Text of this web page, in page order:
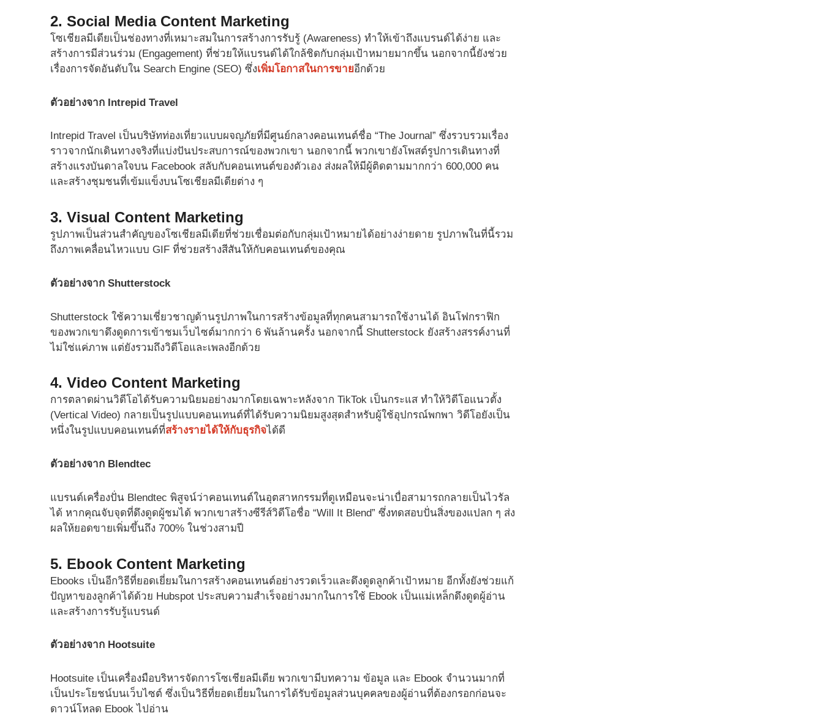
2. Social Media Content Marketing
โซเชียลมีเดียเป็นช่องทางที่เหมาะสมในการสร้างการรับรู้ (Awareness) ทำให้เข้าถึงแบรนด์ได้ง่าย และ
สร้างการมีส่วนร่วม (Engagement) ที่ช่วยให้แบรนด์ได้ใกล้ชิดกับกลุ่มเป้าหมายมากขึ้น นอกจากนี้ยังช่วย
เรื่องการจัดอันดับใน Search Engine (SEO) ซึ่งเพิ่มโอกาสในการขายอีกด้วย
ตัวอย่างจาก Intrepid Travel
Intrepid Travel เป็นบริษัทท่องเที่ยวแบบผจญภัยที่มีศูนย์กลางคอนเทนต์ชื่อ “The Journal” ซึ่งรวบรวมเรื่อง
ราวจากนักเดินทางจริงที่แบ่งปันประสบการณ์ของพวกเขา นอกจากนี้ พวกเขายังโพสต์รูปการเดินทางที่
สร้างแรงบันดาลใจบน Facebook สลับกับคอนเทนต์ของตัวเอง ส่งผลให้มีผู้ติดตามมากกว่า 600,000 คน
และสร้างชุมชนที่เข้มแข็งบนโซเชียลมีเดียต่าง ๆ
3. Visual Content Marketing
รูปภาพเป็นส่วนสำคัญของโซเชียลมีเดียที่ช่วยเชื่อมต่อกับกลุ่มเป้าหมายได้อย่างง่ายดาย รูปภาพในที่นี้รวม
ถึงภาพเคลื่อนไหวแบบ GIF ที่ช่วยสร้างสีสันให้กับคอนเทนต์ของคุณ
ตัวอย่างจาก Shutterstock
Shutterstock ใช้ความเชี่ยวชาญด้านรูปภาพในการสร้างข้อมูลที่ทุกคนสามารถใช้งานได้ อินโฟกราฟิก
ของพวกเขาดึงดูดการเข้าชมเว็บไซต์มากกว่า 6 พันล้านครั้ง นอกจากนี้ Shutterstock ยังสร้างสรรค์งานที่
ไม่ใช่แค่ภาพ แต่ยังรวมถึงวิดีโอและเพลงอีกด้วย
4. Video Content Marketing
การตลาดผ่านวิดีโอได้รับความนิยมอย่างมากโดยเฉพาะหลังจาก TikTok เป็นกระแส ทำให้วิดีโอแนวตั้ง
(Vertical Video) กลายเป็นรูปแบบคอนเทนต์ที่ได้รับความนิยมสูงสุดสำหรับผู้ใช้อุปกรณ์พกพา วิดีโอยังเป็น
หนึ่งในรูปแบบคอนเทนต์ที่สร้างรายได้ให้กับธุรกิจได้ดี
ตัวอย่างจาก Blendtec
แบรนด์เครื่องปั่น Blendtec พิสูจน์ว่าคอนเทนต์ในอุตสาหกรรมที่ดูเหมือนจะน่าเบื่อสามารถกลายเป็นไวรัล
ได้ หากคุณจับจุดที่ดึงดูดผู้ชมได้ พวกเขาสร้างซีรีส์วิดีโอชื่อ “Will It Blend” ซึ่งทดสอบปั่นสิ่งของแปลก ๆ ส่ง
ผลให้ยอดขายเพิ่มขึ้นถึง 700% ในช่วงสามปี
5. Ebook Content Marketing
Ebooks เป็นอีกวิธีที่ยอดเยี่ยมในการสร้างคอนเทนต์อย่างรวดเร็วและดึงดูดลูกค้าเป้าหมาย อีกทั้งยังช่วยแก้
ปัญหาของลูกค้าได้ด้วย Hubspot ประสบความสำเร็จอย่างมากในการใช้ Ebook เป็นแม่เหล็กดึงดูดผู้อ่าน
และสร้างการรับรู้แบรนด์
ตัวอย่างจาก Hootsuite
Hootsuite เป็นเครื่องมือบริหารจัดการโซเชียลมีเดีย พวกเขามีบทความ ข้อมูล และ Ebook จำนวนมากที่
เป็นประโยชน์บนเว็บไซต์ ซึ่งเป็นวิธีที่ยอดเยี่ยมในการได้รับข้อมูลส่วนบุคคลของผู้อ่านที่ต้องกรอกก่อนจะ
ดาวน์โหลด Ebook ไปอ่าน